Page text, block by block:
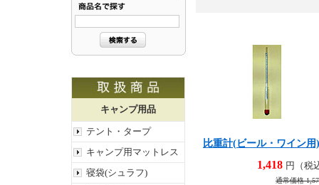
キャンプ用品
テント・タープ
キャンプ用マットレス
寝袋(シュラフ)
比重計(ビール・ワイン用)
1,418 円（税
通常価格